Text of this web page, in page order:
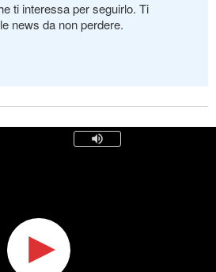
ti interessa per seguirlo. Ti
news da non perdere.